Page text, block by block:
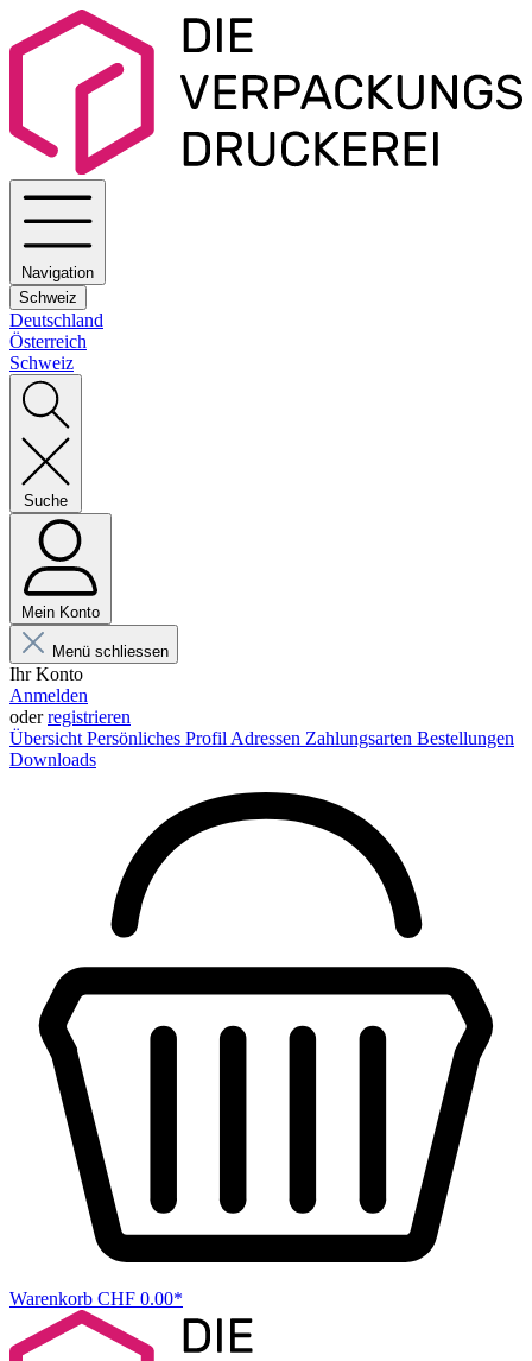
Navigation
Schweiz
Deutschland
Österreich
Schweiz
Suche
Mein Konto
Menü schliessen
Ihr Konto
Anmelden
oderregistrieren
Übersicht Persönliches Profil Adressen Zahlungsarten Bestellungen
Downloads
Warenkorb CHF 0.00*